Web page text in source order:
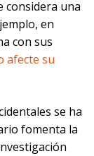
considera una
en
con sus
afecte su
se ha
fomenta la